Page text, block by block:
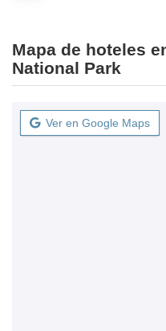
Mapa de hoteles
National Park
Ver en Google Maps